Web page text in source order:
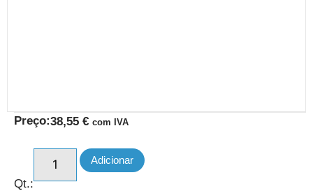
Preço:38,55 € com IVA
Qt.:
Adicionar